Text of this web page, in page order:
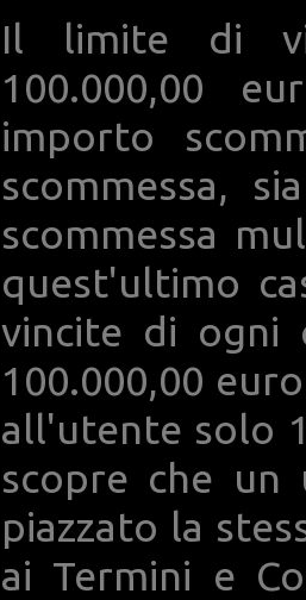
Il limite di
100.000,00
importo
scommessa,
scommessa
quest'ultimo
vincite di ogni
100.000,00
all'utente solo
scopre che
piazzato la
ai Termini e